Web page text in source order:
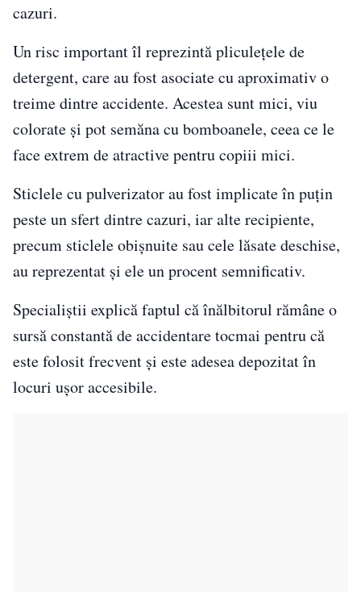
cazuri.
Un risc important îl reprezintă pliculețele de
detergent, care au fost asociate cu aproximativ o
treime dintre accidente. Acestea sunt mici, viu
colorate și pot semăna cu bomboanele, ceea ce le
face extrem de atractive pentru copiii mici.
Sticlele cu pulverizator au fost implicate în puțin
peste un sfert dintre cazuri, iar alte recipiente,
precum sticlele obișnuite sau cele lăsate deschise,
au reprezentat și ele un procent semnificativ.
Specialiștii explică faptul că înălbitorul rămâne o
sursă constantă de accidentare tocmai pentru că
este folosit frecvent și este adesea depozitat în
locuri ușor accesibile.